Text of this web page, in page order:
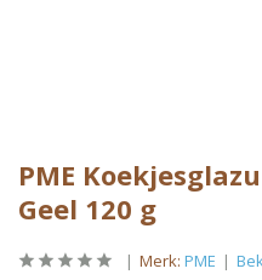
PME
Geel 120 g
Merk: PME